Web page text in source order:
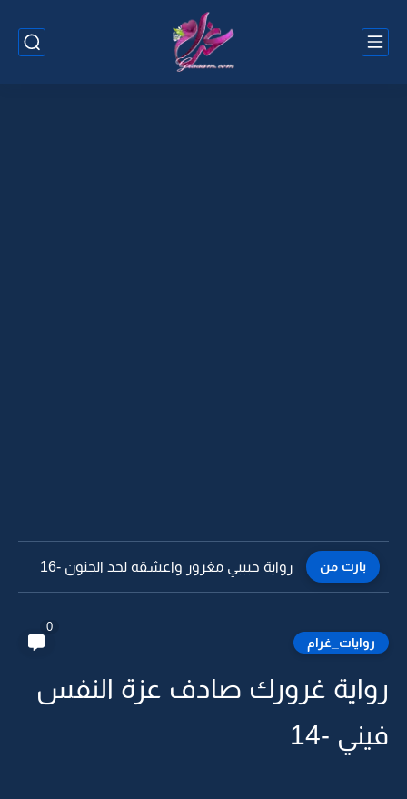
بارت من رواية حبيبي مغرور واعشقه لحد الجنون -15
روايات_غرام
0
رواية غرورك صادف عزة النفس
فيني -14